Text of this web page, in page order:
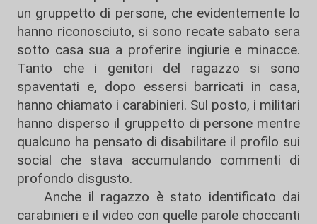
un gruppetto di persone, che evidentemente lo
hanno riconosciuto, si sono recate sabato sera
sotto casa sua a proferire ingiurie e minacce.
Tanto che i genitori del ragazzo si sono
spaventati e, dopo essersi barricati in casa,
hanno chiamato i carabinieri. Sul posto, i militari
hanno disperso il gruppetto di persone mentre
qualcuno ha pensato di disabilitare il profilo sui
social che stava accumulando commenti di
profondo disgusto.
Anche il ragazzo è stato identificato dai
carabinieri e il video con quelle parole choccanti